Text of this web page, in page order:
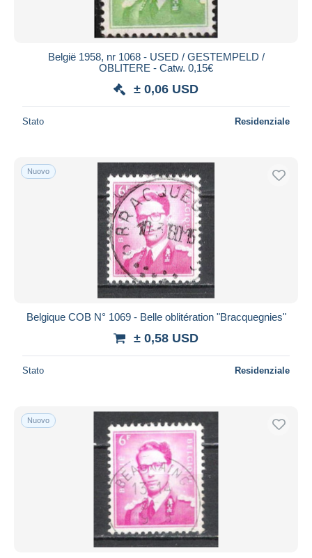
Tutte le durate
Prezzo
Spedizione gratuita
Metodi di pagamento
PayPal
Bonifico bancario
Mastercard
Bancontact
Residenza del venditore
Aggiorna
België 1958, nr 1068 - USED / GESTEMPELD /
OBLITERE - Catw. 0,15€
± 0,06 USD
Stato Residenziale
Nuovo
Belgique COB N° 1069 - Belle oblitération "Bracquegnies"
± 0,58 USD
Stato Residenziale
Nuovo